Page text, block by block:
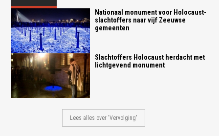
Nationaal monument voor Holocaust-
slachtoffers naar vijf Zeeuwse
gemeenten
Slachtoffers Holocaust herdacht met
lichtgevend monument
Lees alles over 'Vervolging'